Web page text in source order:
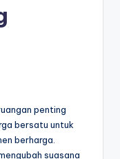
penting
bersatu untuk
berharga.
suasana